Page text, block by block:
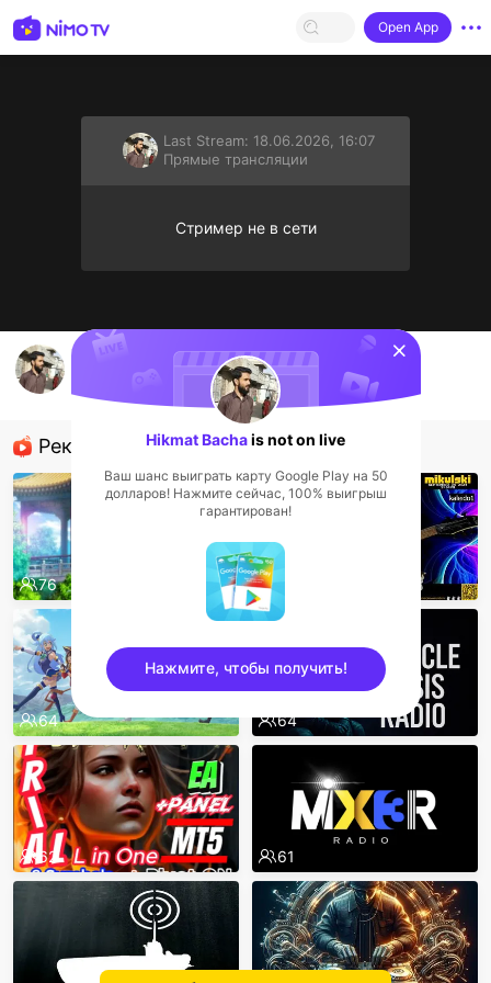
Open App
Last Stream: 18.06.2026, 16:07
Прямые трансляции
Стример не в сети
I am a host belong to Pakistan
Hikmat Bacha
Прямые трансляции
Рекомендованные стримеры
76 66
64 64
62 61
sentinelStart
Hikmat Bachais not on live
Ваш шанс выиграть карту Google Play на 50
долларов! Нажмите сейчас, 100% выигрыш
гарантирован!
Нажмите, чтобы получить!
sentinelEnd